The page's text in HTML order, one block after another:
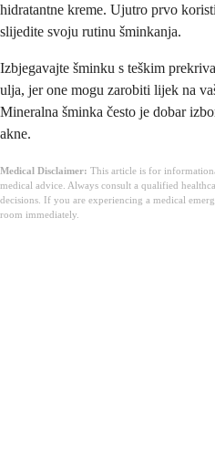
hidratantne kreme. Ujutro prvo
slijedite svoju rutinu šminkanja.
Izbjegavajte šminku s teškim
ulja, jer one mogu zarobiti lijek na
Mineralna šminka često je dobar
akne.
Medical Disclaimer: This article is for
medical advice. Always consult a qualified
decisions. If you are experiencing a medical
room immediately.